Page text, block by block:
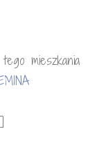
mieszkania